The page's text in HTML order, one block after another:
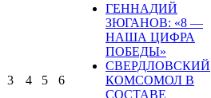
3 4 5 6
ГЕННАДИЙ
ЗЮГАНОВ: «8 —
НАША ЦИФРА
ПОБЕДЫ»
СВЕРДЛОВСКИЙ
КОМСОМОЛ В
СОСТАВЕ